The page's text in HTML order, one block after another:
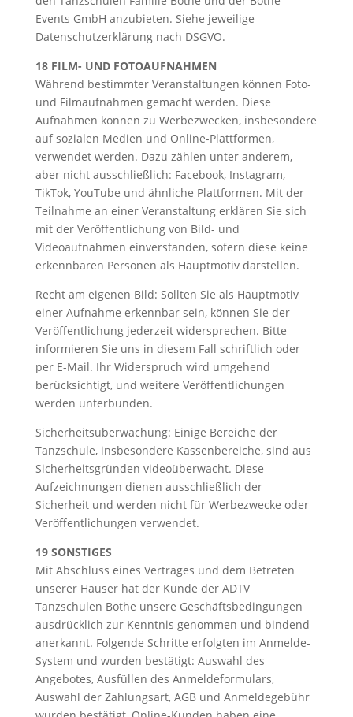
Events GmbH anzubieten. Siehe jeweilige
Datenschutzerklärung nach DSGVO.
18 FILM- UND FOTOAUFNAHMEN
Während bestimmter Veranstaltungen können Foto-
und Filmaufnahmen gemacht werden. Diese
Aufnahmen können zu Werbezwecken, insbesondere
auf sozialen Medien und Online-Plattformen,
verwendet werden. Dazu zählen unter anderem,
aber nicht ausschließlich: Facebook, Instagram,
TikTok, YouTube und ähnliche Plattformen. Mit der
Teilnahme an einer Veranstaltung erklären Sie sich
mit der Veröffentlichung von Bild- und
Videoaufnahmen einverstanden, sofern diese keine
erkennbaren Personen als Hauptmotiv darstellen.
Recht am eigenen Bild: Sollten Sie als Hauptmotiv
einer Aufnahme erkennbar sein, können Sie der
Veröffentlichung jederzeit widersprechen. Bitte
informieren Sie uns in diesem Fall schriftlich oder
per E-Mail. Ihr Widerspruch wird umgehend
berücksichtigt, und weitere Veröffentlichungen
werden unterbunden.
Sicherheitsüberwachung: Einige Bereiche der
Tanzschule, insbesondere Kassenbereiche, sind aus
Sicherheitsgründen videoüberwacht. Diese
Aufzeichnungen dienen ausschließlich der
Sicherheit und werden nicht für Werbezwecke oder
Veröffentlichungen verwendet.
19 SONSTIGES
Mit Abschluss eines Vertrages und dem Betreten
unserer Häuser hat der Kunde der ADTV
Tanzschulen Bothe unsere Geschäftsbedingungen
ausdrücklich zur Kenntnis genommen und bindend
anerkannt. Folgende Schritte erfolgten im Anmelde-
System und wurden bestätigt: Auswahl des
Angebotes, Ausfüllen des Anmeldeformulars,
Auswahl der Zahlungsart, AGB und Anmeldegebühr